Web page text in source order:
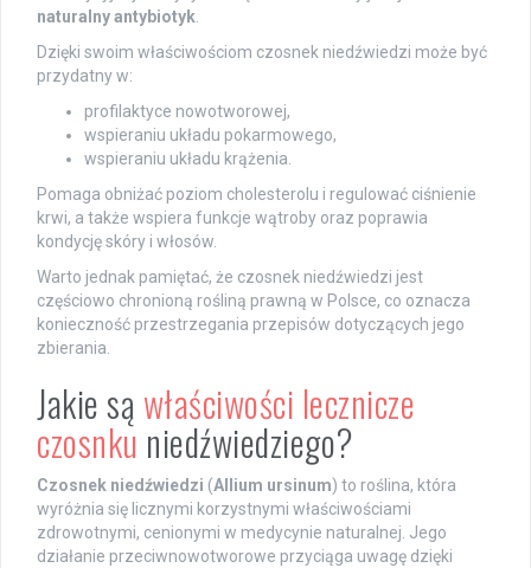
naturalny antybiotyk
Dzięki swoim właściwościom czosnek niedźwiedzi może być
przydatny w:
profilaktyce nowotworowej,
wspieraniu układu pokarmowego,
wspieraniu układu krążenia.
Pomaga obniżać poziom cholesterolu i regulować ciśnienie
krwi, a także wspiera funkcje wątroby oraz poprawia
kondycję skóry i włosów.
Warto jednak pamiętać, że czosnek niedźwiedzi jest
częściowo chronioną rośliną prawną w Polsce, co oznacza
konieczność przestrzegania przepisów dotyczących jego
zbierania.
Jakie są właściwości lecznicze
czosnku niedźwiedziego?
Czosnek niedźwiedzi (Allium ursinum) to roślina, która
wyróżnia się licznymi korzystnymi właściwościami
zdrowotnymi, cenionymi w medycynie naturalnej. Jego
działanie przeciwnowotworowe przyciąga uwagę dzięki